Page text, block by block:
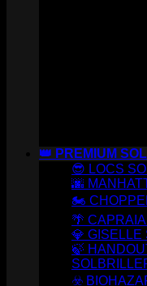
👑 PREMIUM
😎 LOCS
🌆
🏍️
🌴
💎 GISELLE
🍃
☣️